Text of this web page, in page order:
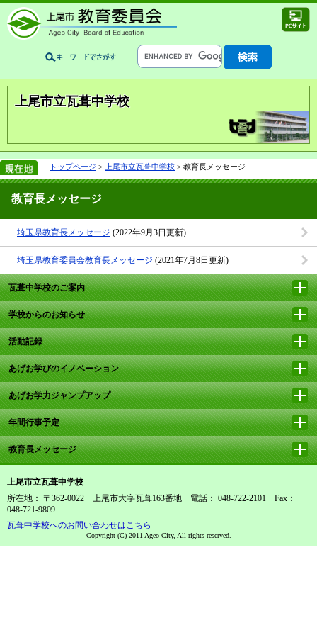
上尾市立瓦葺中学校
トップページ > 上尾市立瓦葺中学校 > 教育長メッセージ
教育長メッセージ
埼玉県教育長メッセージ (2022年9月3日更新)
埼玉県教育委員会教育長メッセージ (2021年7月8日更新)
瓦葺中学校のご案内
学校からのお知らせ
活動記録
あげお学びのイノベーション
あげお学力ジャンプアップ
年間行事予定
教育長メッセージ
上尾市立瓦葺中学校
所在地： 〒362-0022 上尾市大字瓦葺163番地 電話： 048-722-2101 Fax：
048-721-9809
瓦葺中学校へのお問い合わせはこちら
Copyright (C) 2011 Ageo City, All rights reserved.